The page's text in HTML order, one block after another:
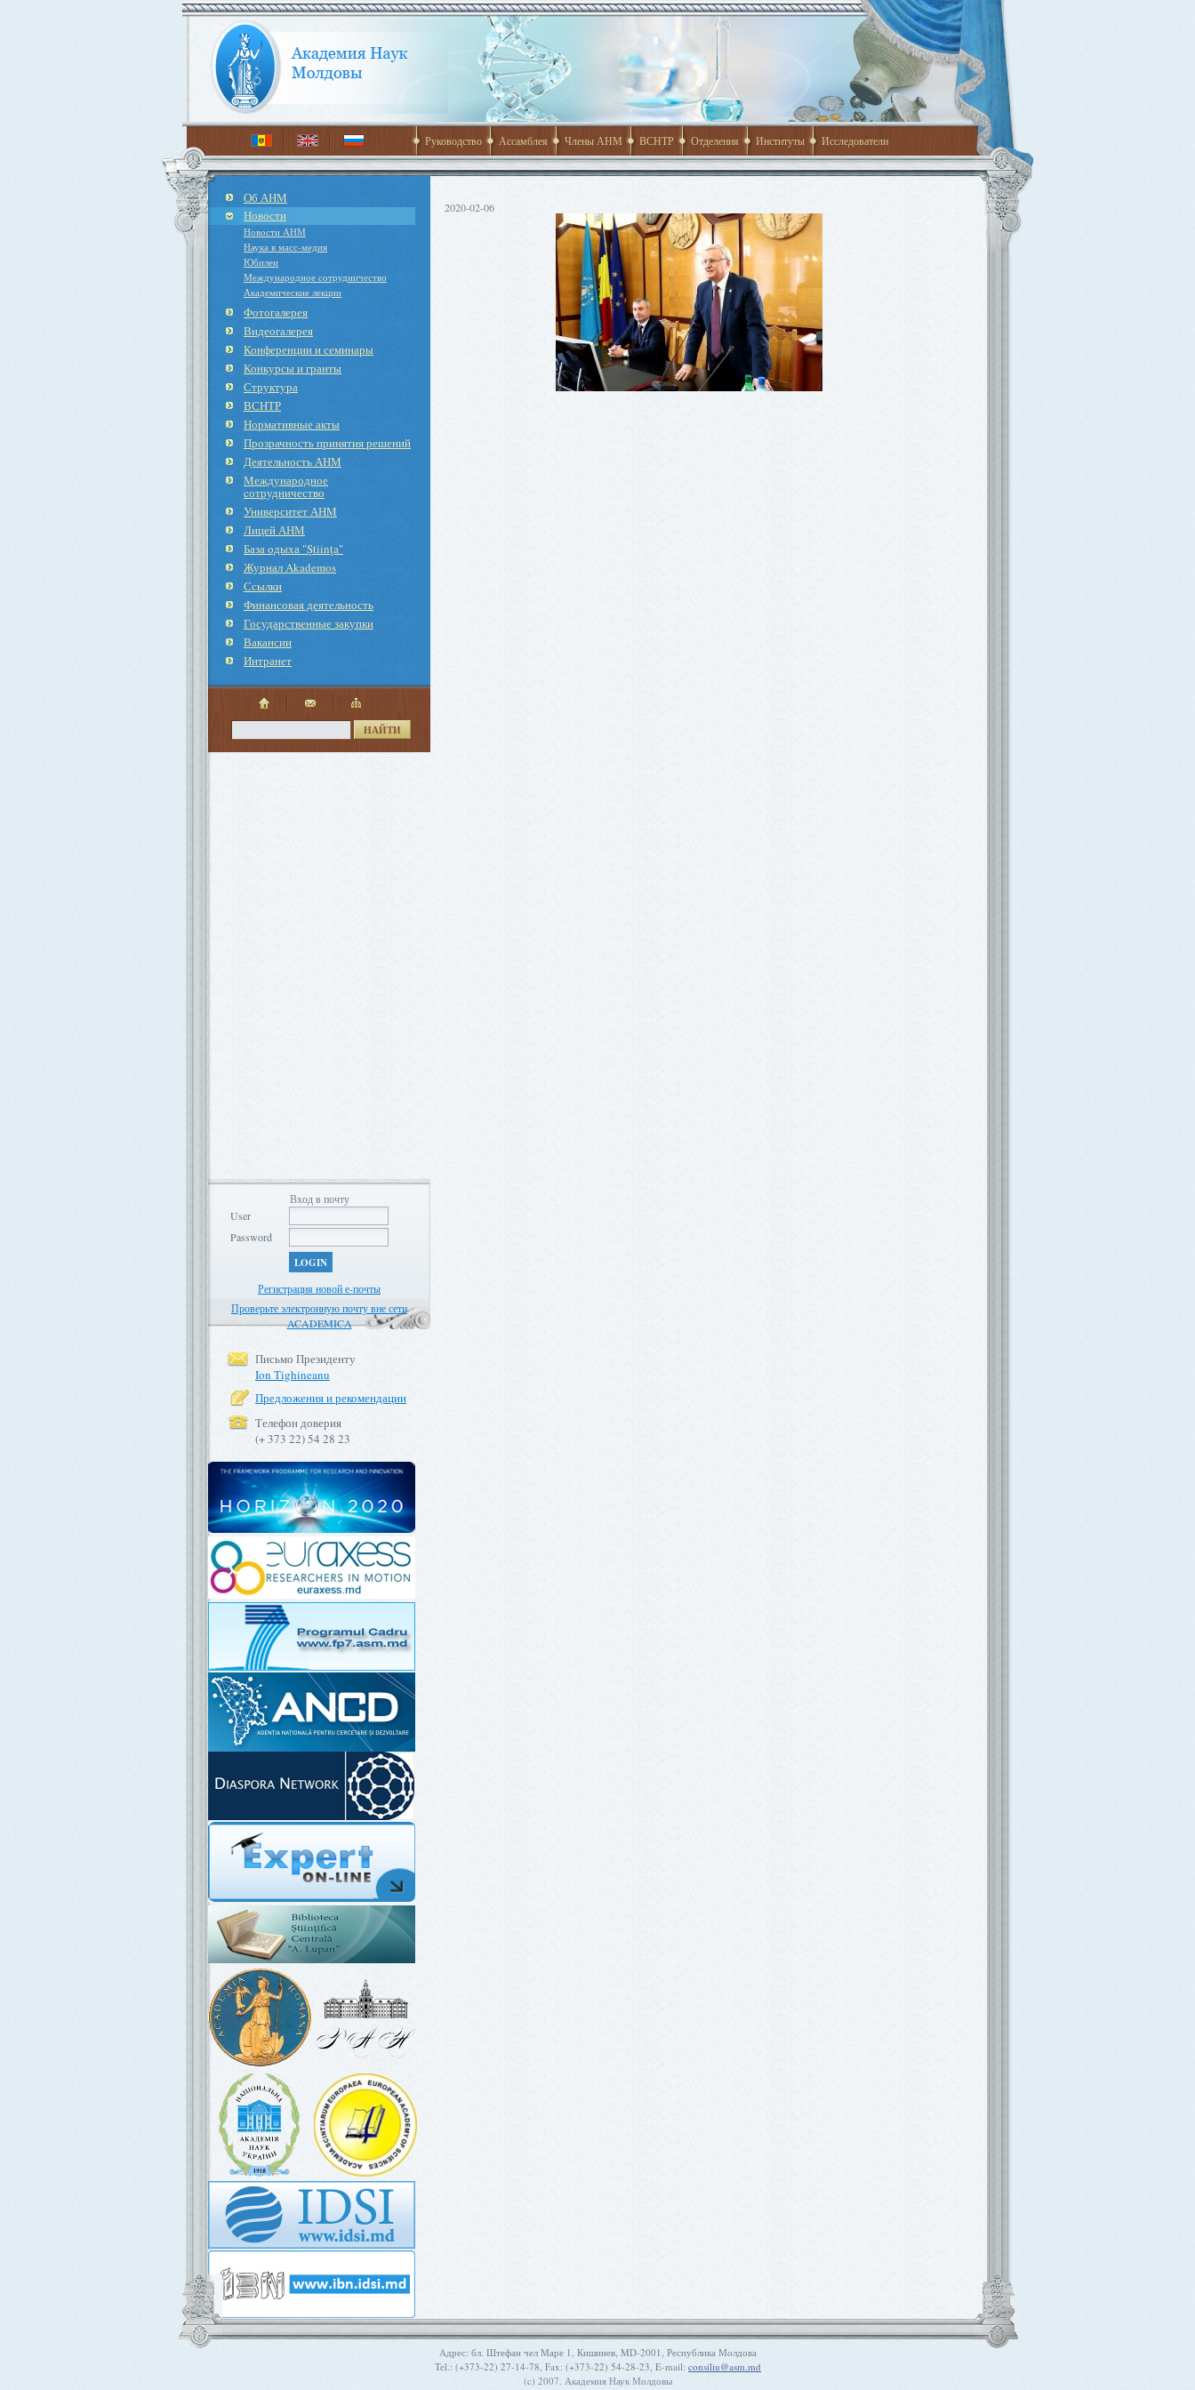
Руководство Ассамблея Члены АНМ ВСНТР Отделения Институты Исследователи
Об АНМ
Новости
Новости АНМ
Наука в масс-медия
Юбилеи
Международное cотрудничество
Академические лекции
Фотогалерея
Видеогалерея
Конференции и семинары
Конкурсы и гранты
Структура
ВСНТР
Нормативные акты
Прозрачность принятия решений
Деятельность АНМ
Международное
cотрудничество
Университет АНМ
Лицей АНМ
База одыха "Ştiinţa"
Журнал Akademos
Ссылки
Финансовая деятельность
Государственные закупки
Вакансии
Интранет
НАЙТИ
Вход в почту
User
Password
LOGIN
Регистрация новой е-почты
Проверьте электронную почту вне сети
ACADEMICA
Письмо Президенту
Ion Tighineanu
Предложения и рекомендации
Телефон доверия
(+ 373 22) 54 28 23
2020-02-06
Aдрес: бл. Штефан чел Маре 1, Кишинев, MD-2001, Республика Молдова
Tel.: (+373-22) 27-14-78, Fax: (+373-22) 54-28-23, E-mail: consiliu@asm.md
(c) 2007. Академия Наук Молдовы